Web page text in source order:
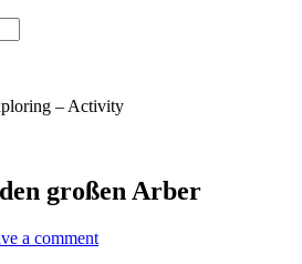
– Activity
großen Arber
a comment